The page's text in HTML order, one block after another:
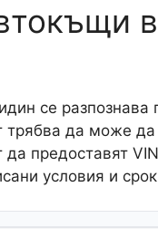
се разпознава
трябва да може
да предоставят
условия и